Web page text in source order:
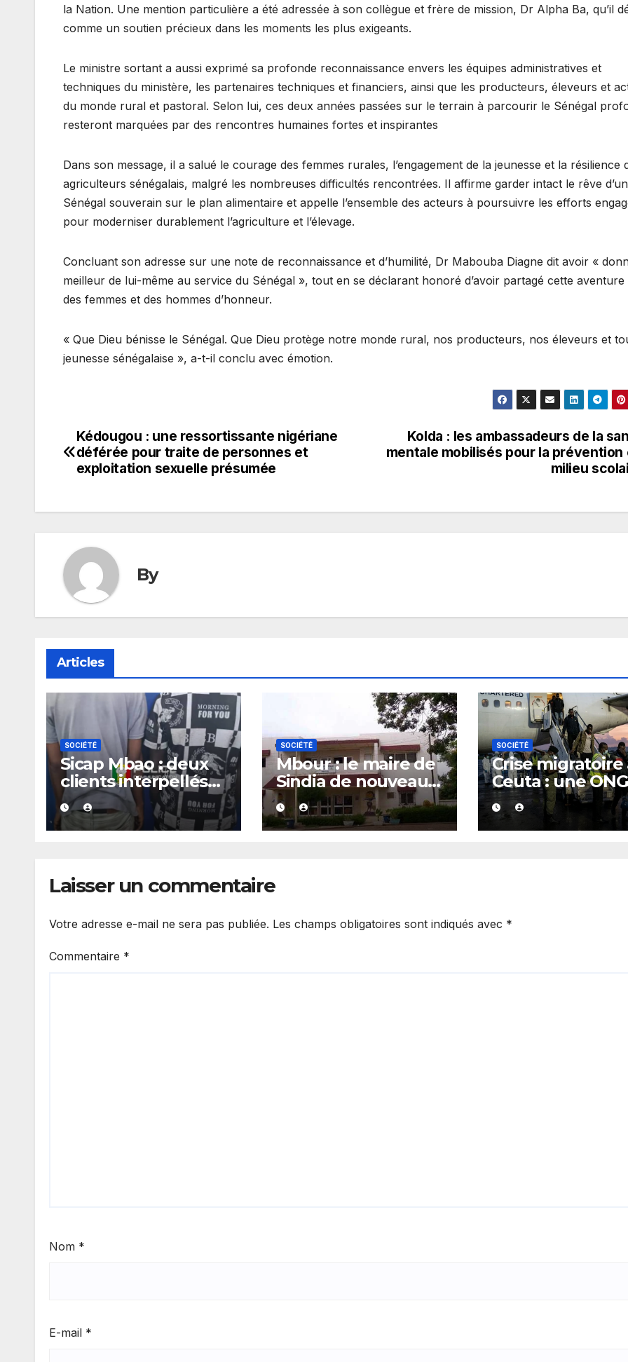
la Nation. Une mention particulière a été adressée à son collègue et frère de mission, Dr Alpha Ba, qu’il
comme un soutien précieux dans les moments les plus exigeants.
Le ministre sortant a aussi exprimé sa profonde reconnaissance envers les équipes administratives et
techniques du ministère, les partenaires techniques et financiers, ainsi que les producteurs, éleveurs et
du monde rural et pastoral. Selon lui, ces deux années passées sur le terrain à parcourir le Sénégal
resteront marquées par des rencontres humaines fortes et inspirantes
Dans son message, il a salué le courage des femmes rurales, l’engagement de la jeunesse et la résilience
agriculteurs sénégalais, malgré les nombreuses difficultés rencontrées. Il affirme garder intact le rêve d’un
Sénégal souverain sur le plan alimentaire et appelle l’ensemble des acteurs à poursuivre les efforts
pour moderniser durablement l’agriculture et l’élevage.
Concluant son adresse sur une note de reconnaissance et d’humilité, Dr Mabouba Diagne dit avoir «
meilleur de lui-même au service du Sénégal », tout en se déclarant honoré d’avoir partagé cette aventure
des femmes et des hommes d’honneur.
« Que Dieu bénisse le Sénégal. Que Dieu protège notre monde rural, nos producteurs, nos éleveurs et
jeunesse sénégalaise », a-t-il conclu avec émotion.
Navigation
de
Kolda : les ambassadeurs de la
mentale mobilisés pour la prévention
milieu
Kédougou : une ressortissante nigériane
déférée pour traite de personnes et
exploitation sexuelle présumée
By
Articles
SOCIÉTÉ
Sicap Mbao : deux
clients interpellés
avec du kush lors
d’un contrôle de
police dans un bar
SOCIÉTÉ
Mbour : le maire de
Sindia de nouveau
arrêté
SOCIÉTÉ
Crise migratoire
Ceuta : une ONG
marocaine met
cause les
responsabilités
Laisser un commentaire
Votre adresse e-mail ne sera pas publiée. Les champs obligatoires sont indiqués avec *
Commentaire *
Nom *
E-mail *